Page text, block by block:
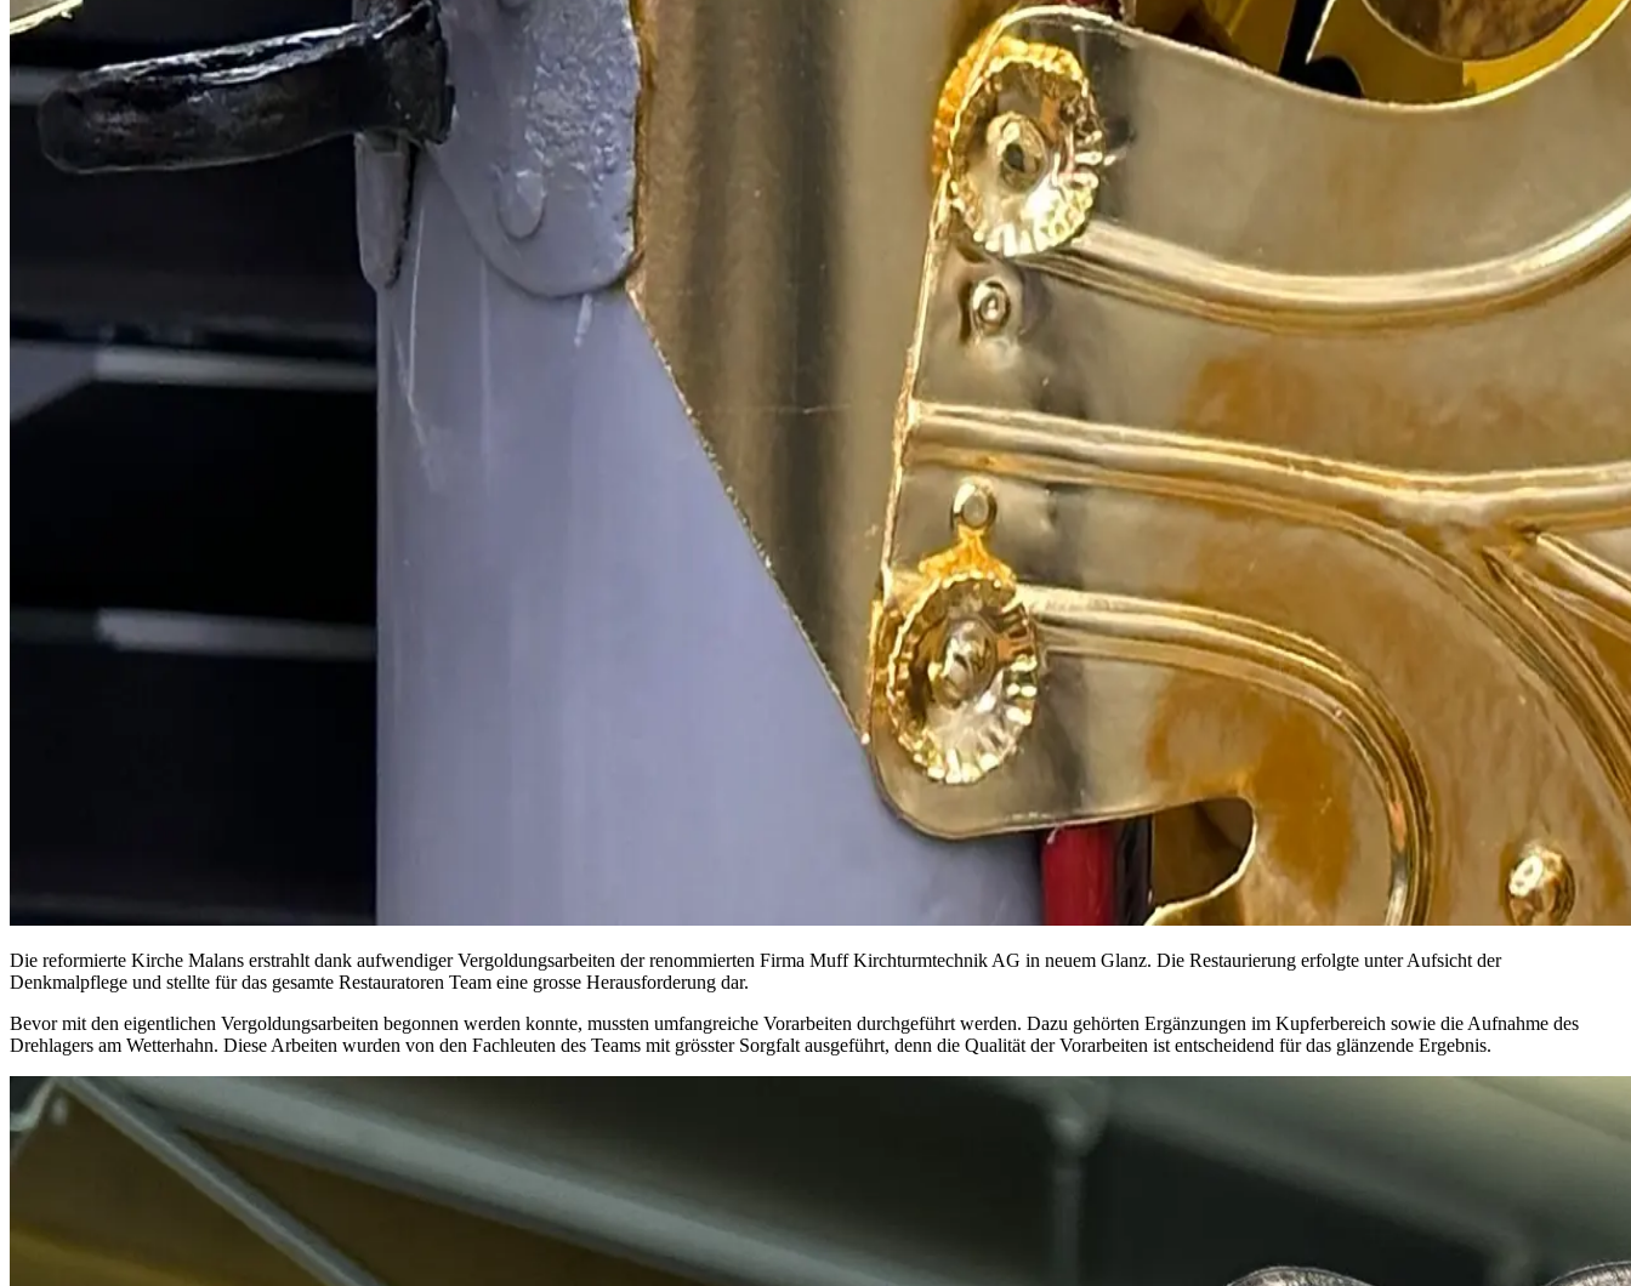
Die reformierte Kirche Malans erstrahlt dank aufwendiger Vergoldungsarbeiten der renommierten Firma Muff Kirchturmtechnik AG in neuem Glanz. Die Restaurierung erfolgte unter Aufsicht der
Denkmalpflege und stellte für das gesamte Restauratoren Team eine grosse Herausforderung dar.
Bevor mit den eigentlichen Vergoldungsarbeiten begonnen werden konnte, mussten umfangreiche Vorarbeiten durchgeführt werden. Dazu gehörten Ergänzungen im Kupferbereich sowie die Aufnahme des
Drehlagers am Wetterhahn. Diese Arbeiten wurden von den Fachleuten des Teams mit grösster Sorgfalt ausgeführt, denn die Qualität der Vorarbeiten ist entscheidend für das glänzende Ergebnis.